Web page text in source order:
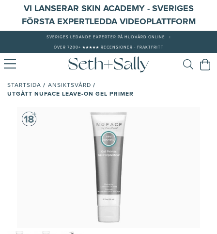
VI LANSERAR SKIN ACADEMY - SVERIGES
FÖRSTA EXPERTLEDDA VIDEOPLATTFORM
SVERIGES LEDANDE EXPERTER PÅ HUDVÅRD ONLINE
ÖVER 7200+ ★★★★★ RECENSIONER - FRAKTFRITT
STARTSIDA / ANSIKTSVÅRD /
UTGÅTT NUFACE LEAVE-ON GEL PRIMER